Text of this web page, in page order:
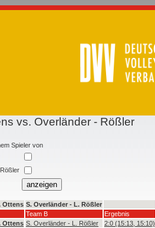
vs. Overländer - Rößler
Spieler von
Ottens S. Overländer - L. Rößler
Team B
Ergebnis
Ottens S. Overländer - L. Rößler 2:0 (15:13, 15:10)